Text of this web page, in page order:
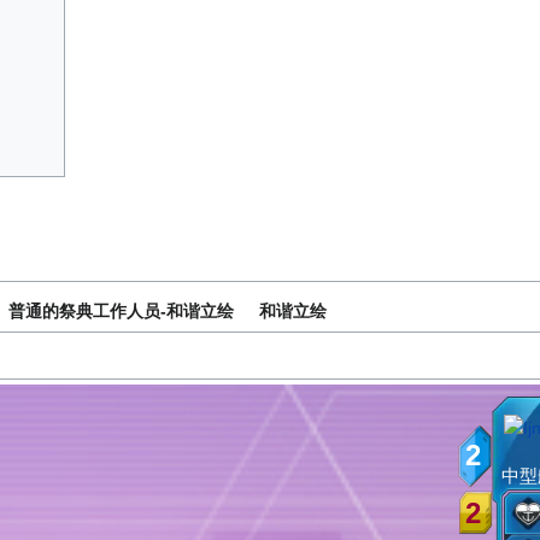
普通的祭典工作人员-和谐立绘 和谐立绘
2
2
中